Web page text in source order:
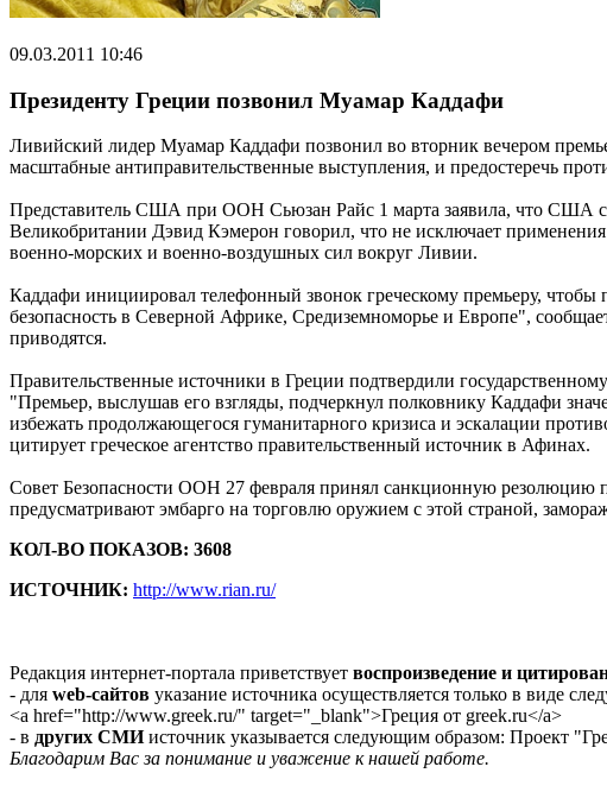
09.03.2011 10:46
Президенту Греции позвонил Муамар Каддафи
Ливийский лидер Муамар Каддафи позвонил во вторник вечером
масштабные антиправительственные выступления, и предостеречь
Представитель США при ООН Сьюзан Райс 1 марта заявила, что США
Великобритании Дэвид Кэмерон говорил, что не исключает
военно-морских и военно-воздушных сил вокруг Ливии.
Каддафи инициировал телефонный звонок греческому премьеру, чтобы
безопасность в Северной Африке, Средиземноморье и Европе",
приводятся.
Правительственные источники в Греции подтвердили
"Премьер, выслушав его взгляды, подчеркнул полковнику Каддафи
избежать продолжающегося гуманитарного кризиса и эскалации
цитирует греческое агентство правительственный источник в Афинах.
Совет Безопасности ООН 27 февраля принял санкционную
предусматривают эмбарго на торговлю оружием с этой страной,
КОЛ-ВО ПОКАЗОВ: 3608
ИСТОЧНИК: http://www.rian.ru/
Редакция интернет-портала приветствует воспроизведение и
- для web-сайтов указание источника осуществляется только в виде
<a href="http://www.greek.ru/" target="_blank">Греция от greek.ru</a>
- в других СМИисточник указывается следующим образом: Проект
Благодарим Вас за понимание и уважение к нашей работе.